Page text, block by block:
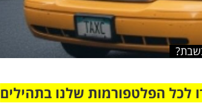
לכל הפלטפורמות שלנו בתהילים